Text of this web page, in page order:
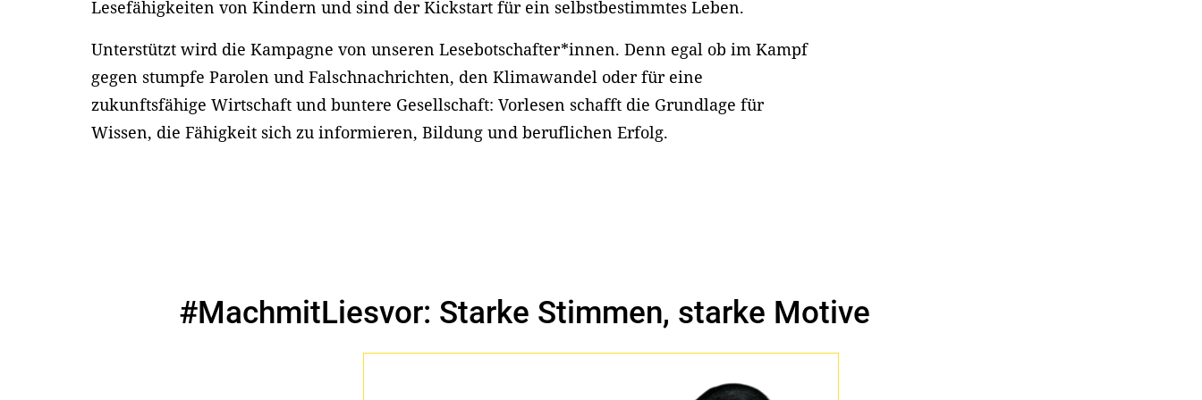
Lesefähigkeiten von Kindern und sind der Kickstart für ein selbstbestimmtes Leben.
Unterstützt wird die Kampagne von unseren Lesebotschafter*innen. Denn egal ob im Kampf
gegen stumpfe Parolen und Falschnachrichten, den Klimawandel oder für eine
zukunftsfähige Wirtschaft und buntere Gesellschaft: Vorlesen schafft die Grundlage für
Wissen, die Fähigkeit sich zu informieren, Bildung und beruflichen Erfolg.
#MachmitLiesvor: Starke Stimmen, starke Motive